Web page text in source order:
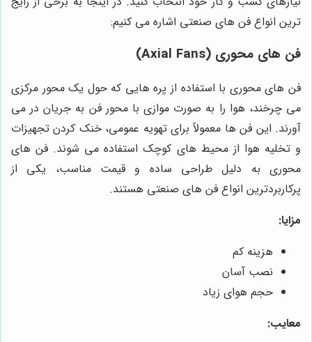
ترین انواع فن های صنعتی اشاره می کنیم:
فن های محوری (Axial Fans)
فن های محوری با استفاده از پره هایی که حول یک محور مرکزی
می چرخند، هوا را به صورت موازی با محور فن به جریان در می
آورند. این فن ها معمولاً برای تهویه عمومی، خنک کردن تجهیزات
و تخلیه هوا از محیط های کوچک استفاده می شوند. فن های
محوری به دلیل طراحی ساده و قیمت مناسب، یکی از
پرکاربردترین انواع فن های صنعتی هستند.
مزایا:
هزینه کم
نصب آسان
حجم هوای زیاد
معایب: